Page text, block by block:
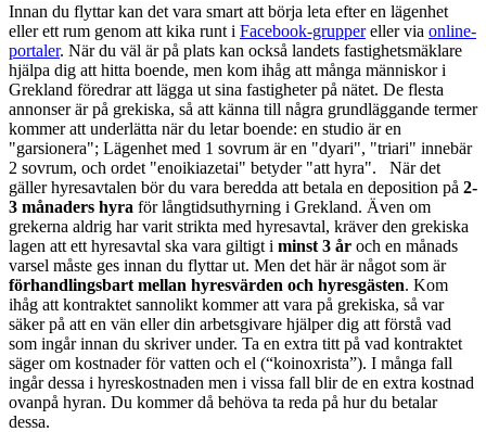
Innan du flyttar kan det vara smart att börja leta efter en lägenhet
eller ett rum genom att kika runt i Facebook-gruppereller via online-
portaler. När du väl är på plats kan också landets fastighetsmäklare
hjälpa dig att hitta boende, men kom ihåg att många människor i
Grekland föredrar att lägga ut sina fastigheter på nätet. De flesta
annonser är på grekiska, så att känna till några grundläggande termer
kommer att underlätta när du letar boende: en studio är en
"garsionera"; Lägenhet med 1 sovrum är en "dyari", "triari" innebär
2 sovrum, och ordet "enoikiazetai" betyder "att hyra". När det
gäller hyresavtalen bör du vara beredda att betala en deposition på 2-
3 månaders hyra för långtidsuthyrning i Grekland. Även om
grekerna aldrig har varit strikta med hyresavtal, kräver den grekiska
lagen att ett hyresavtal ska vara giltigt i minst 3 år och en månads
varsel måste ges innan du flyttar ut. Men det här är något som är
förhandlingsbart mellan hyresvärden och hyresgästen. Kom
ihåg att kontraktet sannolikt kommer att vara på grekiska, så var
säker på att en vän eller din arbetsgivare hjälper dig att förstå vad
som ingår innan du skriver under. Ta en extra titt på vad kontraktet
säger om kostnader för vatten och el (“koinoxrista”). I många fall
ingår dessa i hyreskostnaden men i vissa fall blir de en extra kostnad
ovanpå hyran. Du kommer då behöva ta reda på hur du betalar
dessa.